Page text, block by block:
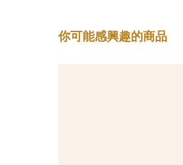
你可能感興趣的商品